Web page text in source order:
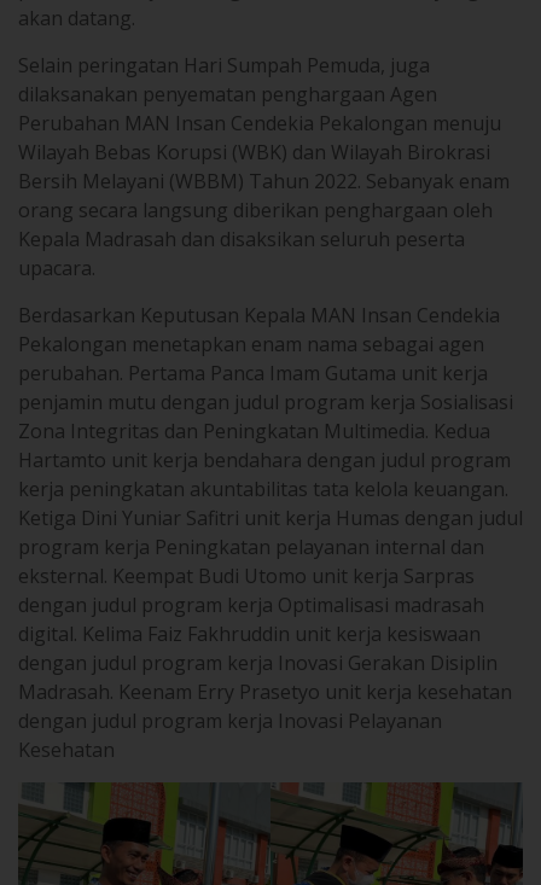
Selain peringatan Hari Sumpah Pemuda, juga
Perubahan MAN Insan Cendekia Pekalongan menuju
Wilayah Bebas Korupsi (WBK) dan Wilayah Birokrasi
Bersih Melayani (WBBM) Tahun 2022. Sebanyak enam
orang secara langsung diberikan penghargaan oleh
Kepala Madrasah dan disaksikan seluruh peserta
upacara.
Berdasarkan Keputusan Kepala MAN Insan Cendekia
perubahan. Pertama Panca Imam Gutama unit kerja
penjamin mutu dengan judul program kerja Sosialisasi
Zona Integritas dan Peningkatan Multimedia. Kedua
Hartamto unit kerja bendahara dengan judul program
kerja peningkatan akuntabilitas tata kelola keuangan.
Ketiga Dini Yuniar Safitri unit kerja Humas dengan judul
program kerja Peningkatan pelayanan internal dan
eksternal. Keempat Budi Utomo unit kerja Sarpras
dengan judul program kerja Optimalisasi madrasah
digital. Kelima Faiz Fakhruddin unit kerja kesiswaan
dengan judul program kerja Inovasi Gerakan Disiplin
Madrasah. Keenam Erry Prasetyo unit kerja kesehatan
dengan judul program kerja Inovasi Pelayanan
Kesehatan